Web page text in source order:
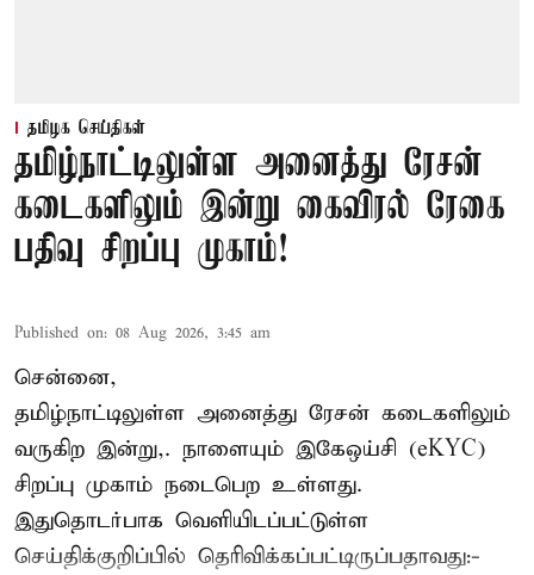
தமிழக செய்திகள்
தமிழ்நாட்டிலுள்ள அனைத்து ரேசன்
கடைகளிலும் இன்று கைவிரல் ரேகை
பதிவு சிறப்பு முகாம்!
Published on: 08 Aug 2026, 3:45 am
சென்னை,
தமிழ்நாட்டிலுள்ள அனைத்து ரேசன் கடைகளிலும்
வருகிற இன்று,. நாளையும் இகேஒய்சி (eKYC)
சிறப்பு முகாம் நடைபெற உள்ளது.
இதுதொடர்பாக வெளியிடப்பட்டுள்ள
செய்திக்குறிப்பில் தெரிவிக்கப்பட்டிருப்பதாவது:-